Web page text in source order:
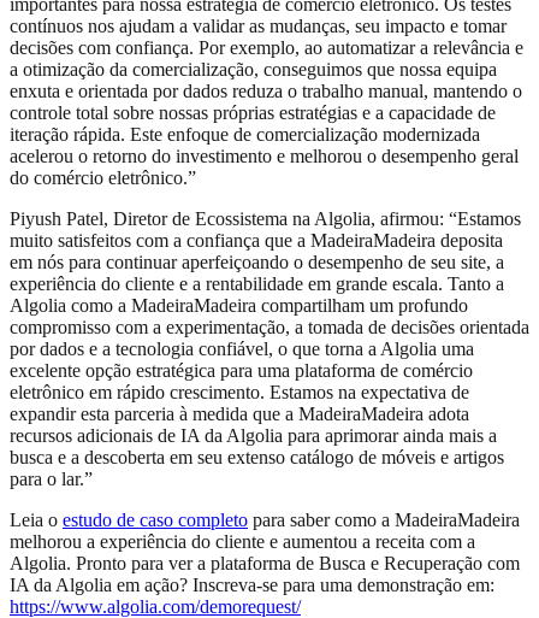
contínuos nos ajudam a validar as mudanças, seu impacto e tomar
decisões com confiança. Por exemplo, ao automatizar a relevância e
a otimização da comercialização, conseguimos que nossa equipa
enxuta e orientada por dados reduza o trabalho manual, mantendo o
controle total sobre nossas próprias estratégias e a capacidade de
iteração rápida. Este enfoque de comercialização modernizada
acelerou o retorno do investimento e melhorou o desempenho geral
do comércio eletrônico.”
Piyush Patel, Diretor de Ecossistema na Algolia, afirmou: “Estamos
muito satisfeitos com a confiança que a MadeiraMadeira deposita
em nós para continuar aperfeiçoando o desempenho de seu site, a
experiência do cliente e a rentabilidade em grande escala. Tanto a
Algolia como a MadeiraMadeira compartilham um profundo
compromisso com a experimentação, a tomada de decisões orientada
por dados e a tecnologia confiável, o que torna a Algolia uma
excelente opção estratégica para uma plataforma de comércio
eletrônico em rápido crescimento. Estamos na expectativa de
expandir esta parceria à medida que a MadeiraMadeira adota
recursos adicionais de IA da Algolia para aprimorar ainda mais a
busca e a descoberta em seu extenso catálogo de móveis e artigos
para o lar.”
Leia o estudo de caso completo para saber como a MadeiraMadeira
melhorou a experiência do cliente e aumentou a receita com a
Algolia. Pronto para ver a plataforma de Busca e Recuperação com
IA da Algolia em ação? Inscreva-se para uma demonstração em:
https://www.algolia.com/demorequest/